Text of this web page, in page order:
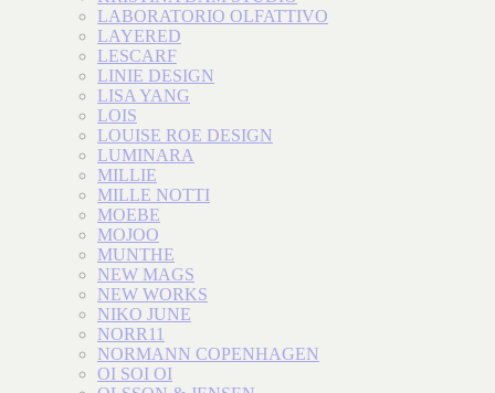
LABORATORIO OLFATTIVO
LAYERED
LESCARF
LINIE DESIGN
LISA YANG
LOIS
LOUISE ROE DESIGN
LUMINARA
MILLIE
MILLE NOTTI
MOEBE
MOJOO
MUNTHE
NEW MAGS
NEW WORKS
NIKO JUNE
NORR11
NORMANN COPENHAGEN
OI SOI OI